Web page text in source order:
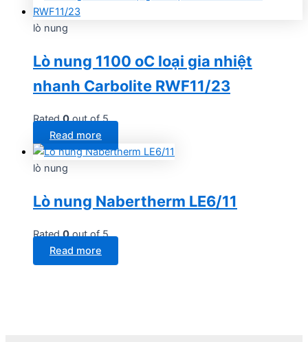
lò nung
Lò nung 1100 oC loại gia nhiệt
nhanh Carbolite RWF11/23
Rated0out of 5
Read more
lò nung
Lò nung Nabertherm LE6/11
Rated0out of 5
Read more